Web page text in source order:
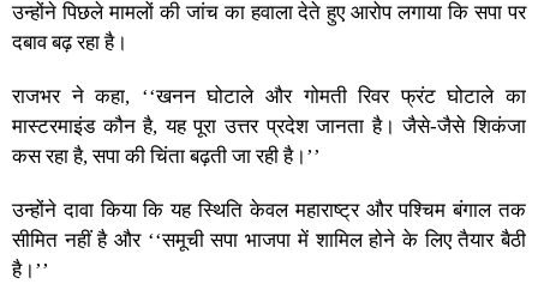
उन्होंने पिछले मामलों की जांच का हवाला देते हुए आरोप लगाया कि सपा पर
दबाव बढ़ रहा है।
राजभर ने कहा, ‘‘खनन घोटाले और गोमती रिवर फ्रंट घोटाले का
मास्टरमाइंड कौन है, यह पूरा उत्तर प्रदेश जानता है। जैसे-जैसे शिकंजा
कस रहा है, सपा की चिंता बढ़ती जा रही है।’’
उन्होंने दावा किया कि यह स्थिति केवल महाराष्ट्र और पश्चिम बंगाल तक
सीमित नहीं है और ‘‘समूची सपा भाजपा में शामिल होने के लिए तैयार बैठी
है।’’